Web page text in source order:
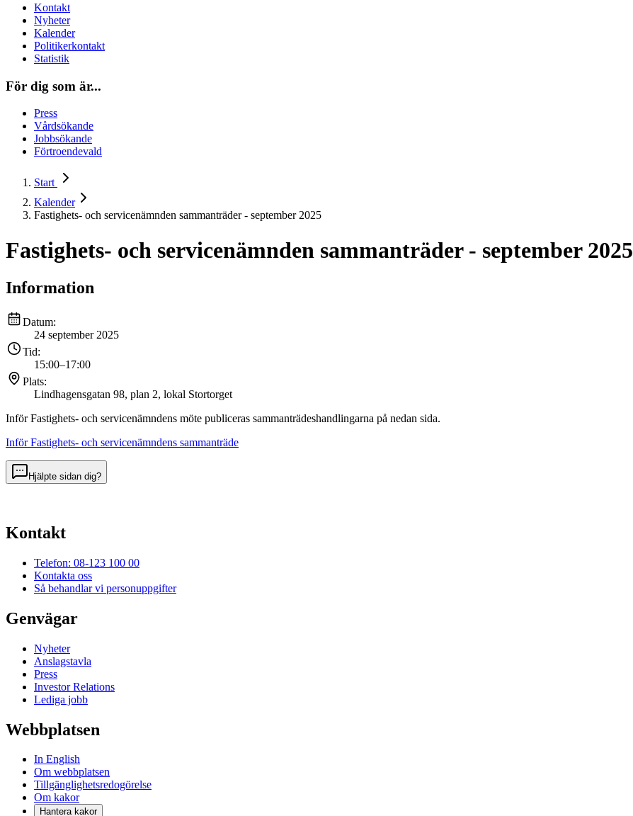
Kontakt
Nyheter
Kalender
Politikerkontakt
Statistik
För dig som är...
Press
Vårdsökande
Jobbsökande
Förtroendevald
Start
Kalender
Fastighets- och servicenämnden sammanträder - september 2025
Fastighets- och servicenämnden sammanträder - september 2025
Information
Datum:
24 september 2025
Tid:
15:00–17:00
Plats:
Lindhagensgatan 98, plan 2, lokal Stortorget
Inför Fastighets- och servicenämndens möte publiceras sammanträdeshandlingarna på nedan sida.
Inför Fastighets- och servicenämndens sammanträde
Hjälpte sidan dig?
Kontakt
Telefon: 08-123 100 00
Kontakta oss
Så behandlar vi personuppgifter
Genvägar
Nyheter
Anslagstavla
Press
Investor Relations
Lediga jobb
Webbplatsen
In English
Om webbplatsen
Tillgänglighetsredogörelse
Om kakor
Hantera kakor